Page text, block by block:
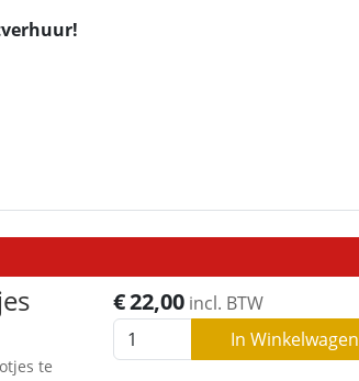
€22,00 incl. BTW
In Winkelwagen
te